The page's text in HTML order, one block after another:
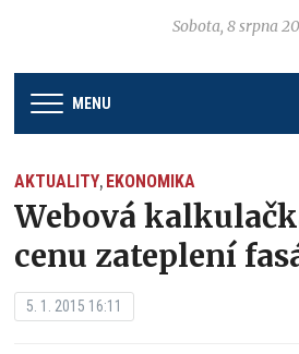
Sobota, 8 srpna
MENU
AKTUALITY, EKONOMIKA
Webová
cenu zateplení
5. 1. 2015 16:11